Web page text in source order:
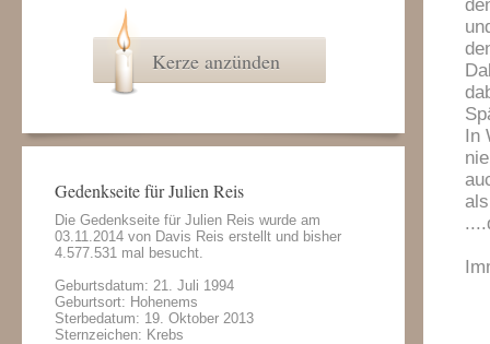
In
Kerze anzünden
Gedenkseite für Julien Reis
Die Gedenkseite für Julien Reis wurde am
03.11.2014 von Davis Reis erstellt und bisher
4.577.531 mal besucht.
Geburtsdatum: 21. Juli 1994
Geburtsort: Hohenems
Sterbedatum: 19. Oktober 2013
Sternzeichen: Krebs